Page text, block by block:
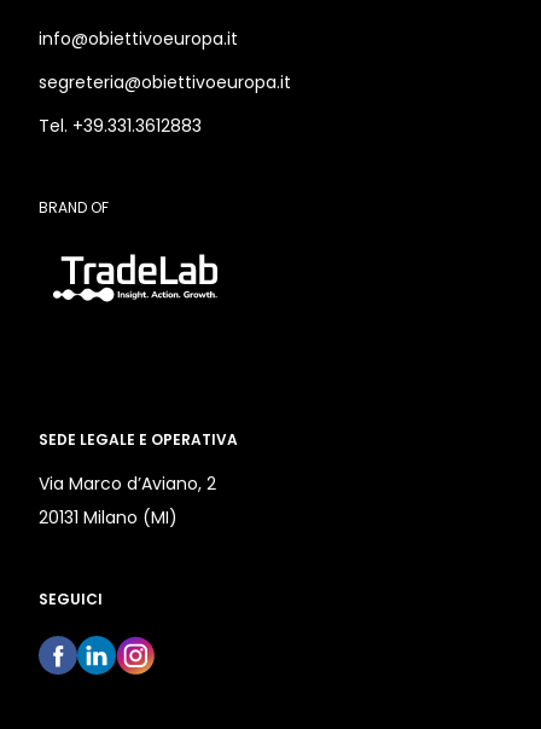
info@obiettivoeuropa.it
segreteria@obiettivoeuropa.it
Tel. +39.331.3612883
BRAND OF
SEDE LEGALE E OPERATIVA
Via Marco d’Aviano, 2
20131 Milano (MI)
SEGUICI